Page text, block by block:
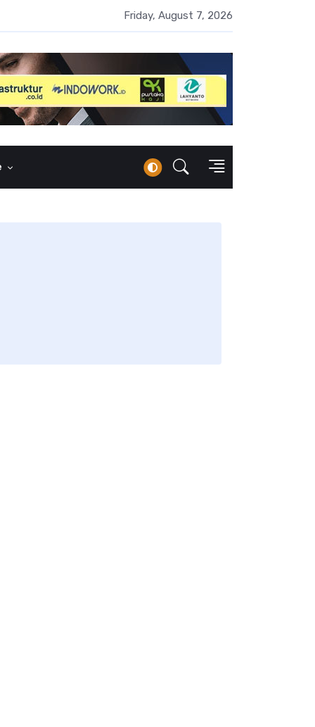
Naik 87 Persen, Arus Kas Operasi Malah Minus US$64,8 Juta
Friday, August 7, 2026